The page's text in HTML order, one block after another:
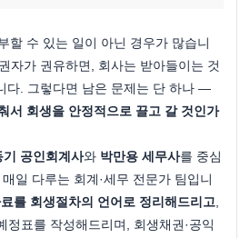
할 수 있는 일이 아닌 경우가 많습니
자가 권유하면, 회사는 받아들이는 것
서 회생을 안정적으로 끌고 갈 것인가
기 공인회계사와 박만용 세무사를 중심
일 다루는 회계·세무 전문가 팀입니
를 회생절차의 언어로 정리해드리고
정표를 작성해드리며, 회생채권·공익